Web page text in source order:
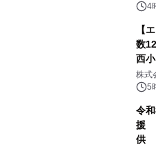
4
【
数
西
株式
5
令
援
供